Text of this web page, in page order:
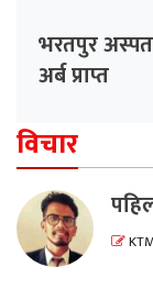
भरतपुर
अर्ब प्राप्त
विचार